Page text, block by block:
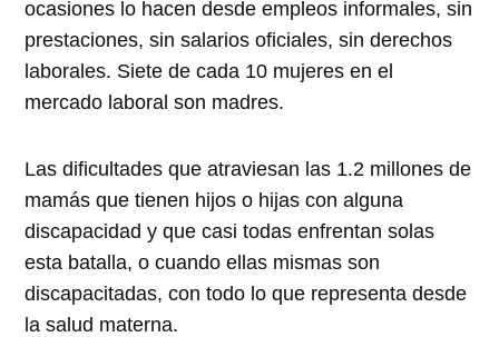
ocasiones lo hacen desde empleos informales, sin
prestaciones, sin salarios oficiales, sin derechos
laborales. Siete de cada 10 mujeres en el
mercado laboral son madres.
Las dificultades que atraviesan las 1.2 millones de
mamás que tienen hijos o hijas con alguna
discapacidad y que casi todas enfrentan solas
esta batalla, o cuando ellas mismas son
discapacitadas, con todo lo que representa desde
la salud materna.